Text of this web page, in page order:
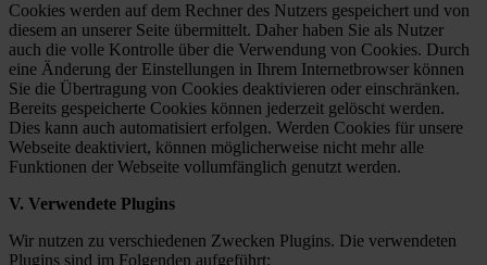
Cookies werden auf dem Rechner des Nutzers gespeichert und von
diesem an unserer Seite übermittelt. Daher haben Sie als Nutzer
auch die volle Kontrolle über die Verwendung von Cookies. Durch
eine Änderung der Einstellungen in Ihrem Internetbrowser können
Sie die Übertragung von Cookies deaktivieren oder einschränken.
Bereits gespeicherte Cookies können jederzeit gelöscht werden.
Dies kann auch automatisiert erfolgen. Werden Cookies für unsere
Webseite deaktiviert, können möglicherweise nicht mehr alle
Funktionen der Webseite vollumfänglich genutzt werden.
V. Verwendete Plugins
Wir nutzen zu verschiedenen Zwecken Plugins. Die verwendeten
Plugins sind im Folgenden aufgeführt: